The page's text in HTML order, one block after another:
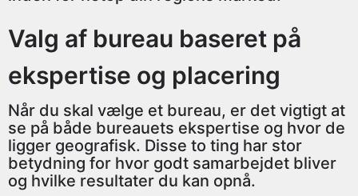
Valg af bureau baseret på
ekspertise og placering
Når du skal vælge et bureau, er det vigtigt at
se på både bureauets ekspertise og hvor de
ligger geografisk. Disse to ting har stor
betydning for hvor godt samarbejdet bliver
og hvilke resultater du kan opnå.